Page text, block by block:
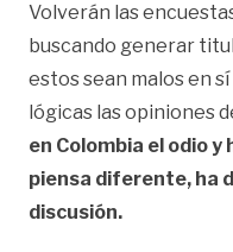
Volverán las
buscando generar
estos sean malos en
lógicas las opiniones
en Colombia el odio
piensa diferente, ha
discusión.